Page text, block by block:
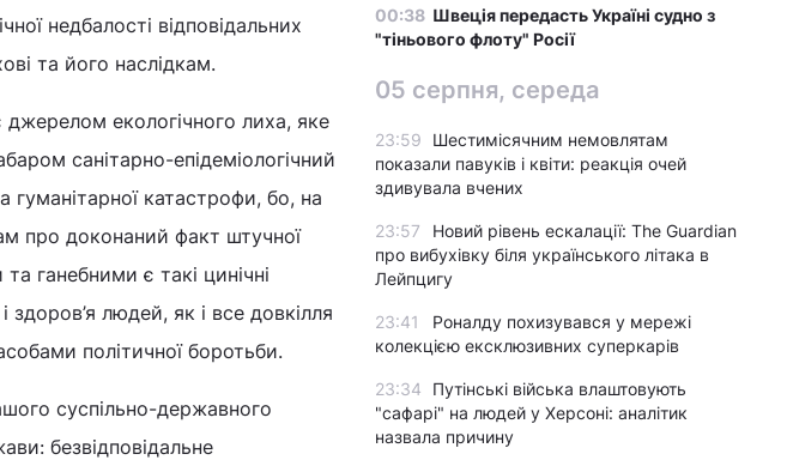
недбалості відповідальних
та його наслідкам.
екологічного лиха, яке
санітарно-епідеміологічний
гуманітарної катастрофи, бо, на
про доконаний факт штучної
ганебними є такі цинічні
здоров’я людей, як і все довкілля
політичної боротьби.
суспільно-державного
безвідповідальне
00:38 Швеція передасть Україні судно з
"тіньового флоту" Росії
05 серпня, середа
23:59
Шестимісячним немовлятам
показали павуків і квіти: реакція очей
здивувала вчених
23:57
Новий рівень ескалації: The Guardian
про вибухівку біля українського літака в
Лейпцигу
23:41
Роналду похизувався у мережі
колекцією ексклюзивних суперкарів
23:34
Путінські війська влаштовують
"сафарі" на людей у Херсоні: аналітик
назвала причину